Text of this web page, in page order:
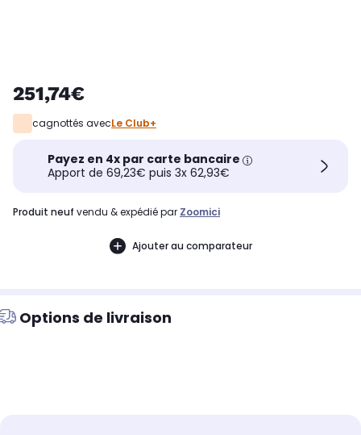
251,74€
cagnottés avecLe Club+
Payez en 4x par carte bancaire
Apport de 69,23€ puis 3x 62,93€
produit neuf vendu & expédié par Zoomici
Ajouter au comparateur
Options de livraison